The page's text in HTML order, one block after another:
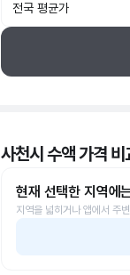
전국 평균가
사천시 수액 가격 비
현재 선택한 지역에
지역을 넓히거나 앱에서 주